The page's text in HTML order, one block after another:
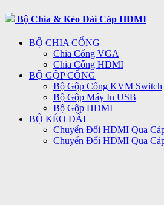
Bộ Chia & Kéo Dài Cáp HDMI
BỘ CHIA CỔNG
Chia Cổng VGA
Chia Cổng HDMI
BỘ GỘP CỔNG
Bộ Gộp Cổng KVM Switch
Bộ Gộp Máy In USB
Bộ Gộp HDMI
BỘ KÉO DÀI
Chuyển Đổi HDMI Qua
Chuyển Đổi HDMI Qua